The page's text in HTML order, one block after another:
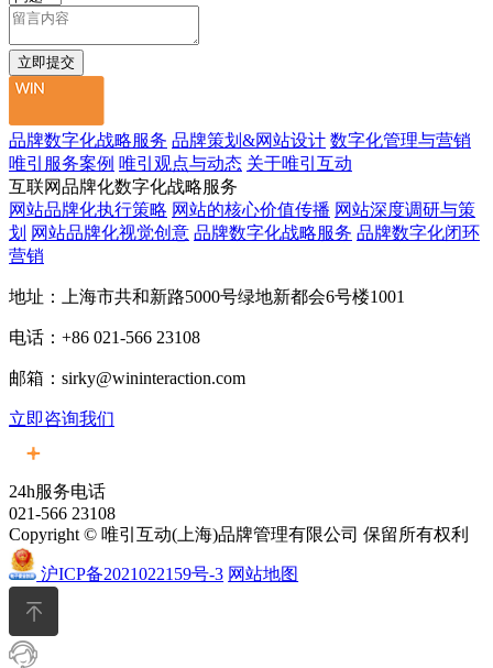
品牌数字化战略服务 品牌策划&网站设计 数字化管理与营销
唯引服务案例 唯引观点与动态 关于唯引互动
互联网品牌化数字化战略服务
网站品牌化执行策略 网站的核心价值传播 网站深度调研与策
划 网站品牌化视觉创意 品牌数字化战略服务 品牌数字化闭环
营销
地址：上海市共和新路5000号绿地新都会6号楼1001
电话：+86 021-566 23108
邮箱：sirky@wininteraction.com
立即咨询我们
24h服务电话
021-566 23108
Copyright © 唯引互动(上海)品牌管理有限公司 保留所有权利
沪ICP备2021022159号-3 网站地图